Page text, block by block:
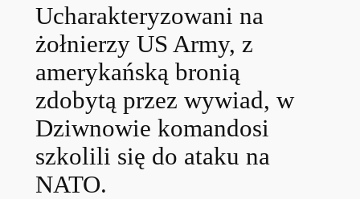
Ucharakteryzowani na
żołnierzy US Army, z
amerykańską bronią
zdobytą przez wywiad, w
Dziwnowie komandosi
szkolili się do ataku na
NATO.